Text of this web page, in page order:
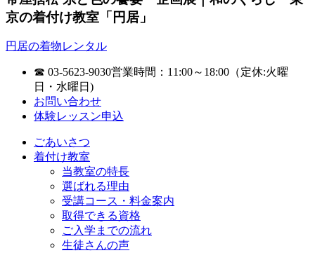
京の着付け教室「円居」
円居の着物レンタル
☎ 03-5623-9030営業時間：11:00～18:00（定休:火曜
日・水曜日)
お問い合わせ
体験レッスン申込
ごあいさつ
着付け教室
当教室の特長
選ばれる理由
受講コース・料金案内
取得できる資格
ご入学までの流れ
生徒さんの声